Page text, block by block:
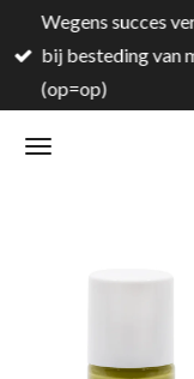
direct
naar
hoofdinhoud
Wegens succes
bij besteding van
(op=op)